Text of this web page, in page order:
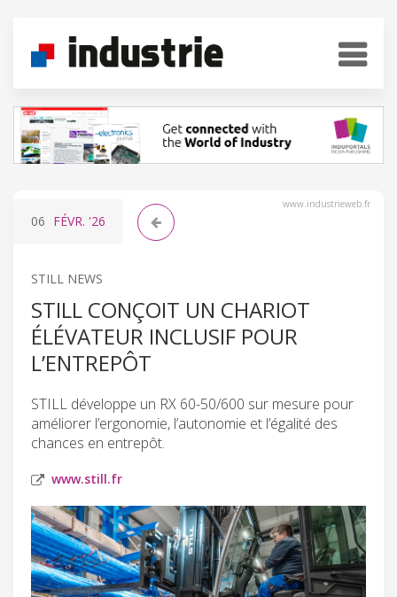
www.industrieweb.fr
06 FÉVR. '26
STILL NEWS
STILL CONÇOIT UN CHARIOT
ÉLÉVATEUR INCLUSIF POUR
L’ENTREPÔT
STILL développe un RX 60-50/600 sur mesure pour
améliorer l’ergonomie, l’autonomie et l’égalité des
chances en entrepôt.
www.still.fr